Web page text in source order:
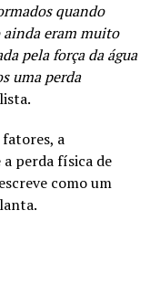
quando
ainda eram muito
pela força da água
uma perda
a
perda física de
como um